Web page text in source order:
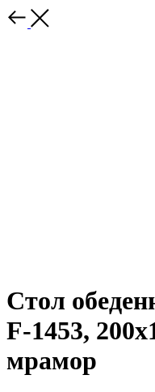
Стол
F-1453,
мрамор